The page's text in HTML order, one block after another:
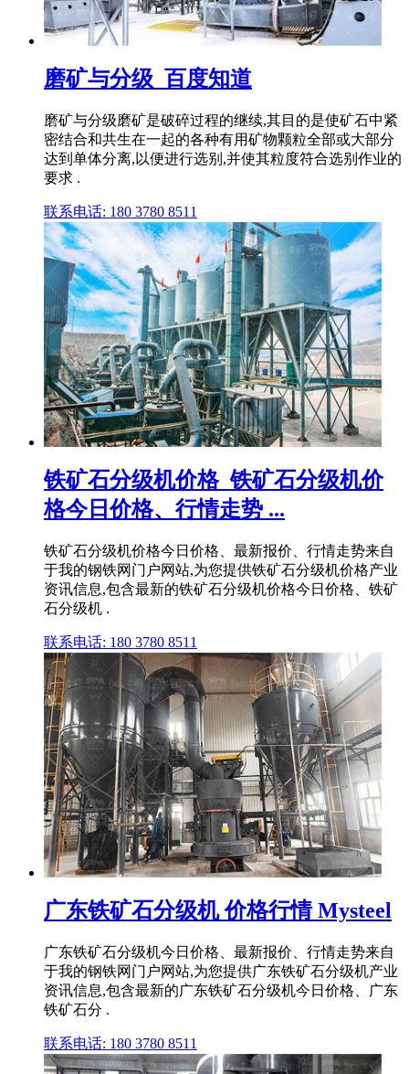
磨矿与分级_百度知道
磨矿与分级磨矿是破碎过程的继续,其目的是使矿石中紧
密结合和共生在一起的各种有用矿物颗粒全部或大部分
达到单体分离,以便进行选别,并使其粒度符合选别作业的
要求 .
联系电话: 180 3780 8511
铁矿石分级机价格_铁矿石分级机价
格今日价格、行情走势 ...
铁矿石分级机价格今日价格、最新报价、行情走势来自
于我的钢铁网门户网站,为您提供铁矿石分级机价格产业
资讯信息,包含最新的铁矿石分级机价格今日价格、铁矿
石分级机 .
联系电话: 180 3780 8511
广东铁矿石分级机 价格行情 Mysteel
广东铁矿石分级机今日价格、最新报价、行情走势来自
于我的钢铁网门户网站,为您提供广东铁矿石分级机产业
资讯信息,包含最新的广东铁矿石分级机今日价格、广东
铁矿石分 .
联系电话: 180 3780 8511